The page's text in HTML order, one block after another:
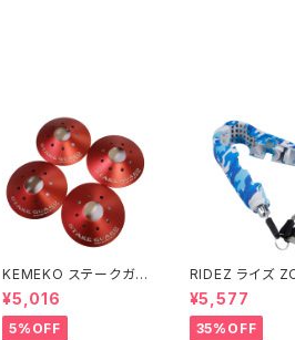
KEMEKO ステークガー
ド 4枚セット キャンピン
グセーフティーアイテム
¥5,016
5%OFF
RIDEZ ライズ
ヴィー アラーム
ロック ZHL 盗
報付きバイクロ
¥5,577
35%OFF